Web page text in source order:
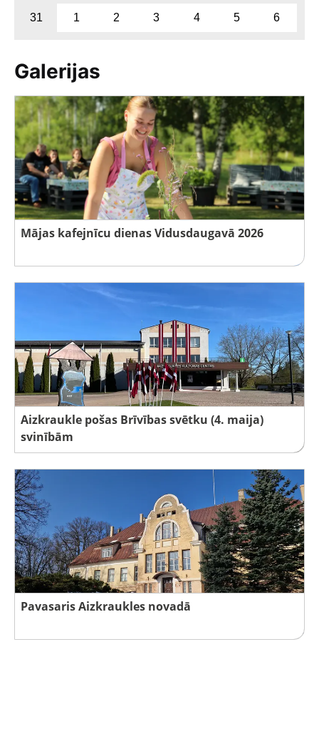
31 1 2 3 4 5 6
Galerijas
Mājas kafejnīcu dienas Vidusdaugavā 2026
Aizkraukle pošas Brīvības svētku (4. maija)
svinībām
Pavasaris Aizkraukles novadā